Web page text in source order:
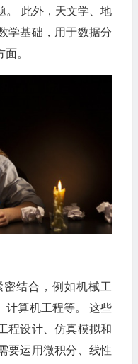
。 此外，天文学、地
学基础，用于数据分
。
结合，例如机械工
计算机工程等。 这些
程设计、仿真模拟和
要运用微积分、线性